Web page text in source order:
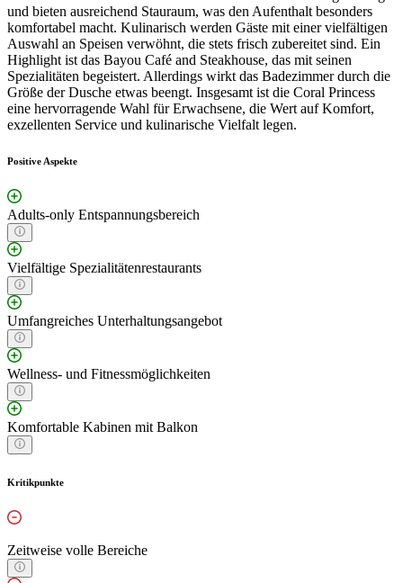
und bieten ausreichend Stauraum, was den Aufenthalt besonders
komfortabel macht. Kulinarisch werden Gäste mit einer vielfältigen
Auswahl an Speisen verwöhnt, die stets frisch zubereitet sind. Ein
Highlight ist das Bayou Café and Steakhouse, das mit seinen
Spezialitäten begeistert. Allerdings wirkt das Badezimmer durch die
Größe der Dusche etwas beengt. Insgesamt ist die Coral Princess
eine hervorragende Wahl für Erwachsene, die Wert auf Komfort,
exzellenten Service und kulinarische Vielfalt legen.
Positive Aspekte
Adults-only Entspannungsbereich
Vielfältige Spezialitätenrestaurants
Umfangreiches Unterhaltungsangebot
Wellness- und Fitnessmöglichkeiten
Komfortable Kabinen mit Balkon
Kritikpunkte
Zeitweise volle Bereiche